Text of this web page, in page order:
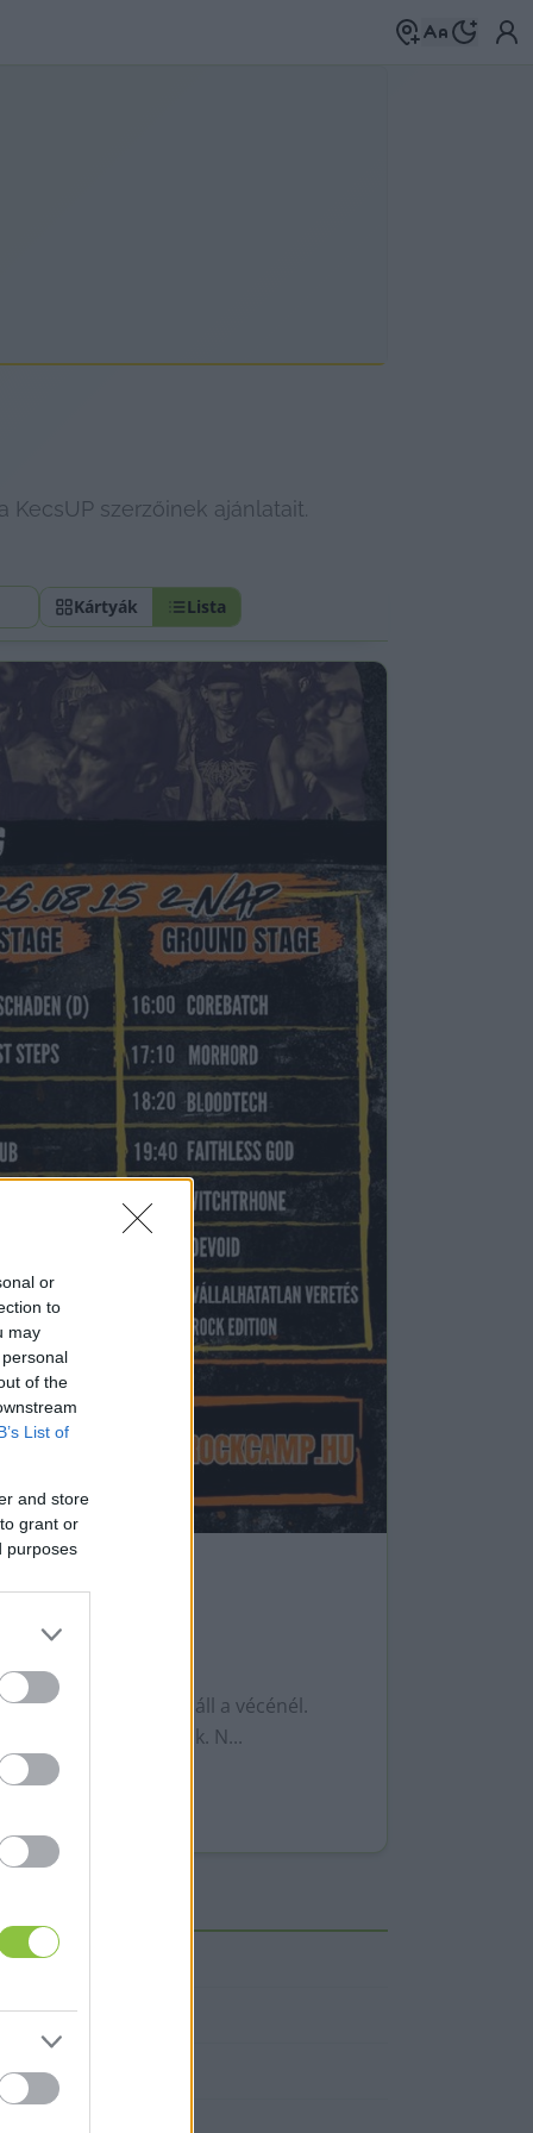
or
to
may
of the
List of
and store
grant or
purposes
szerzőinek ajánlatait.
Kártyák Lista
hány perces sor áll a vécénél.
helynek ígérkezik. N...